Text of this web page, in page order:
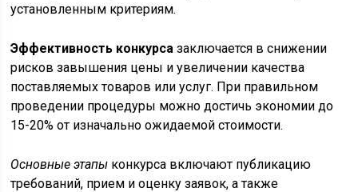
установленным критериям.
Эффективность конкурса заключается в снижении
рисков завышения цены и увеличении качества
поставляемых товаров или услуг. При правильном
проведении процедуры можно достичь экономии до
15-20% от изначально ожидаемой стоимости.
Основные этапы конкурса включают публикацию
требований, прием и оценку заявок, а также